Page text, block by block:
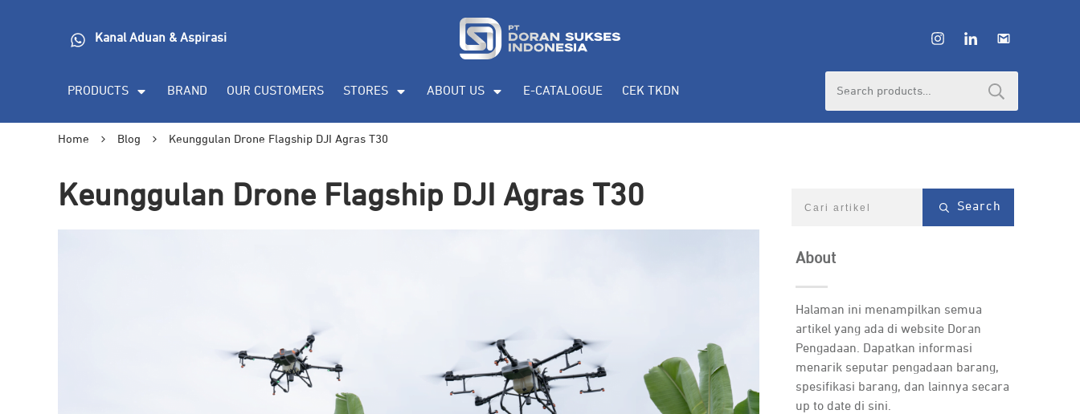
Kanal Aduan & Aspirasi
PRODUCTS BRAND OUR CUSTOMERS STORES ABOUT US E-CATALOGUE CEK TKDN
Home Blog Keunggulan Drone Flagship DJI Agras T30
Keunggulan Drone Flagship DJI Agras T30 Search
About
Halaman ini menampilkan semua
artikel yang ada di website Doran
Pengadaan. Dapatkan informasi
menarik seputar pengadaan barang,
spesifikasi barang, dan lainnya secara
up to date di sini.